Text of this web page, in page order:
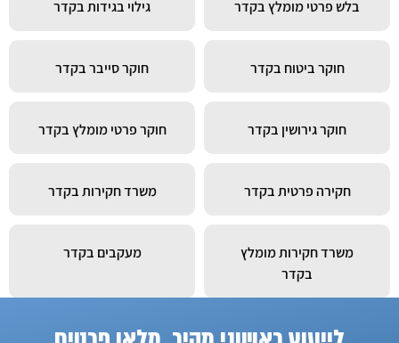
בלש פרטי מומלץ בקדר גילוי בגידות בקדר
חוקר ביטוח בקדר חוקר סייבר בקדר
חוקר גירושין בקדר חוקר פרטי מומלץ בקדר
חקירה פרטית בקדר משרד חקירות בקדר
משרד חקירות מומלץ
בקדר
מעקבים בקדר
חוקר פרטי בקדר